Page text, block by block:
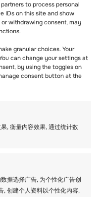
to process personal
IDs on this site and show
withdrawing consent, may
granular choices. Your
can change your settings at
by using the toggles on
consent button at the
, 衡量内容效果, 通过统计数
据选择广告, 为个性化广告创
, 创建个人资料以个性化内容,